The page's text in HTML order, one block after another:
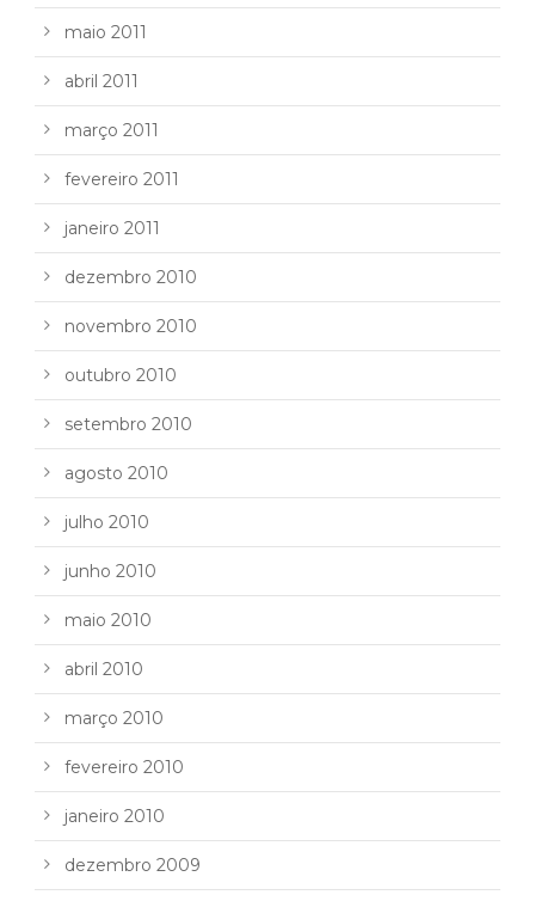
maio 2011
abril 2011
março 2011
fevereiro 2011
janeiro 2011
dezembro 2010
novembro 2010
outubro 2010
setembro 2010
agosto 2010
julho 2010
junho 2010
maio 2010
abril 2010
março 2010
fevereiro 2010
janeiro 2010
dezembro 2009